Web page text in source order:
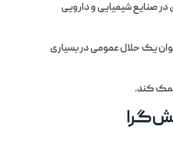
صنایع شیمیایی و دارویی
یک حلال عمومی در بسیاری
کند.